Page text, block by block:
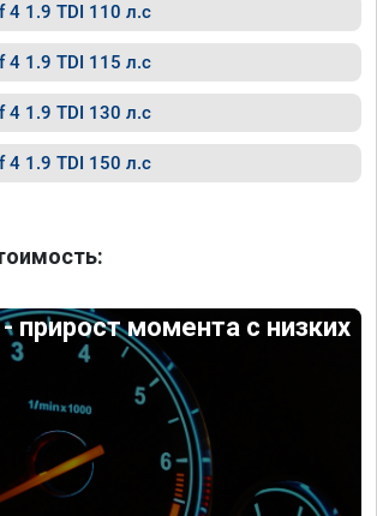
4 1.9 TDI 110 л.с
4 1.9 TDI 115 л.с
4 1.9 TDI 130 л.с
4 1.9 TDI 150 л.с
прирост момента с низких